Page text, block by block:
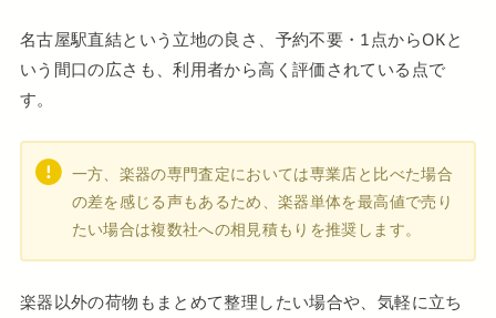
名古屋駅直結という立地の良さ、予約不要・1点からOKと
いう間口の広さも、利用者から高く評価されている点で
す。
一方、楽器の専門査定においては専業店と比べた場合
の差を感じる声もあるため、楽器単体を最高値で売り
たい場合は複数社への相見積もりを推奨します。
楽器以外の荷物もまとめて整理したい場合や、気軽に立ち